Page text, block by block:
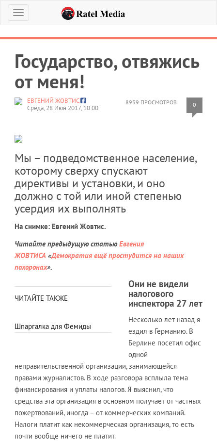
Меню
Государство, отвяжись
от меня!
8939 ПРОСМОТРОВ 0
ЕВГЕНИЙ ЖОВТИС
Среда, 28 Июн 2017, 10:00
Мы – подведомственное население,
которому сверху спускают
директивы и установки, и оно
должно с той или иной степенью
усердия их выполнять
На снимке: Евгений Жовтис.
Читайте предыдущую статью Евгения
ЖОВТИСА «Демократия ещё простудится на наших
похоронах».
ЧИТАЙТЕ ТАКЖЕ
Шпаргалка для Фемиды
Они не видели
налогового
инспектора 27 лет
Несколько лет назад я
ездил в Германию. В
Берлине посетил офис
одной
неправительственной организации, занимающейся
правами журналистов. В ходе разговора всплыла тема
финансирования и уплаты налогов. Я выяснил, что
средства эта организация в основном получает от частных
пожертвований, иногда – от коммерческих компаний.
Налоги платит как некоммерческая организация, то есть
почти вообще ничего не платит.